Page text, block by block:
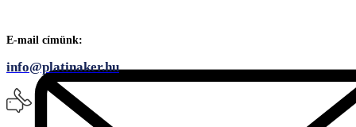
E-mail címünk:
info@platinaker.hu